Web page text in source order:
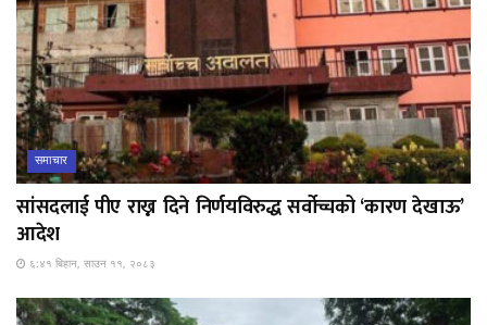
समाचार
सांसदलाई पीए राख्न दिने निर्णयविरुद्ध सर्वोच्चको ‘कारण देखाऊ’
आदेश
६:४१ बिहान, साउन ११, २०८३